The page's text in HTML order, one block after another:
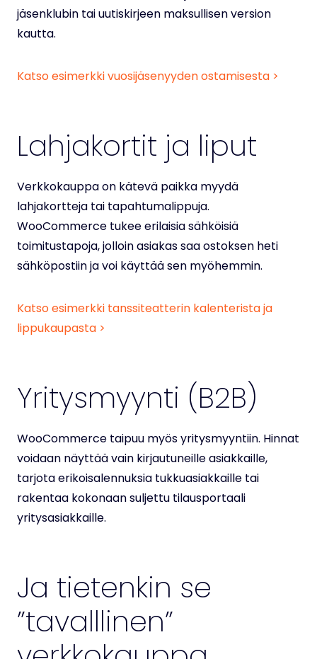
jäsenklubin tai uutiskirjeen maksullisen version
kautta.
Katso esimerkki vuosijäsenyyden ostamisesta >
Lahjakortit ja liput
Verkkokauppa on kätevä paikka myydä
lahjakortteja tai tapahtumalippuja.
WooCommerce tukee erilaisia sähköisiä
toimitustapoja, jolloin asiakas saa ostoksen heti
sähköpostiin ja voi käyttää sen myöhemmin.
Katso esimerkki tanssiteatterin kalenterista ja
lippukaupasta >
Yritysmyynti (B2B)
WooCommerce taipuu myös yritysmyyntiin. Hinnat
voidaan näyttää vain kirjautuneille asiakkaille,
tarjota erikoisalennuksia tukkuasiakkaille tai
rakentaa kokonaan suljettu tilausportaali
yritysasiakkaille.
Ja tietenkin se
”tavalllinen”